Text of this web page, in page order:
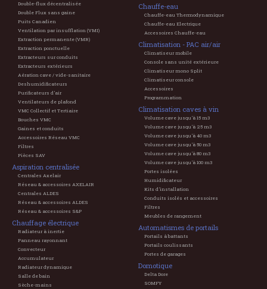
Double-flux décentralisée
Double Flux sans gaine
Puits Canadien
Ventilation par insufflation (VMI)
Extraction permanente (VMR)
Extraction ponctuelle
Extracteurs sur conduits
Extracteurs extérieurs
Aération cave / vide-sanitaire
Deshumidificateurs
Purificateurs d'air
Ventilateurs de plafond
VMC Collectif et Tertiaire
Bouches VMC
Gaines et conduits
Accessoires Réseau VMC
Filtres
Pièces SAV
Aspiration centralisée
Centrales Axelair
Réseau & accessoires AXELAIR
Centrales ALDES
Réseau & accessoires ALDES
Réseau & accessoires S&P
Chauffage électrique
Radiateur à inertie
Panneau rayonnant
Convecteur
Accumulateur
Radiateur dynamique
Salle de bain
Sèche-mains
Chauffe-eau
Chauffe-eau Thermodynamique
Chauffe-eau Electrique
Accessoires Chauffe-eau
Climatisation - PAC air/air
Climatiseur mobile
Console sans unité extérieure
Climatiseur mono Split
Climatiseur console
Accessoires
Programmation
Climatisation caves à vin
Volume cave jusqu'à 15 m3
Volume cave jusqu'à 25 m3
Volume cave jusqu'à 40 m3
Volume cave jusqu'à 50 m3
Volume cave jusqu'à 80 m3
Volume cave jusqu'à 100 m3
Portes isolées
Humidificateur
Kits d'installation
Conduits isolés et accessoires
Filtres
Meubles de rangement
Automatismes de portails
Portails à battants
Portails coulissants
Portes de garages
Domotique
Delta Dore
SOMFY